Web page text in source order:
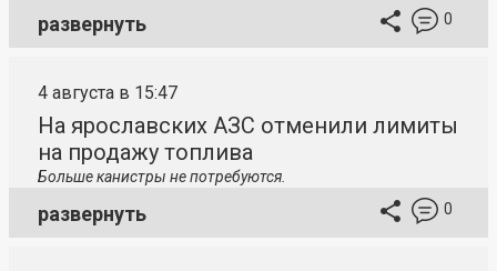
развернуть 0
4 августа в 15:47
На ярославских АЗС отменили лимиты
на продажу топлива
Больше канистры не потребуются.
развернуть 0